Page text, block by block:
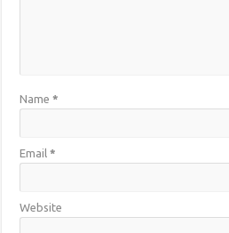
Name*
Email*
Website